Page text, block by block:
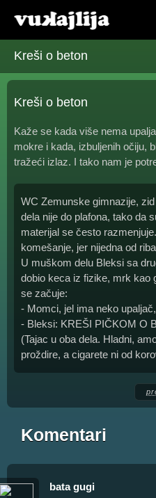
Kreši o beton
Kreši o beton
Kaže se kada više nema
mokre i kada, izbuljenih očiju,
tražeći izlaz. I tako nam je
WC Zemunske gimnazije,
dela nije do plafona, tako da
materijal se često
komešanje, jer nijedna od
U muškom delu Bleksi sa
dobio keca iz fizike, mrk kao
se začuje:
- Momci, jel ima neko
- Bleksi: KREŠI PIČKOM O
(Tajac u oba dela. Hladni,
proždire, a cigarete ni od
Komentari
bata gugi